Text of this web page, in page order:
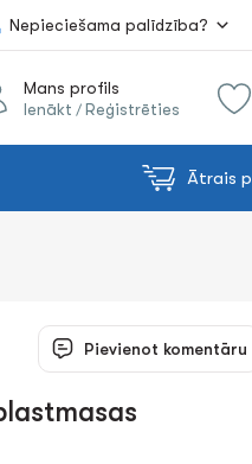
Nepieciešama palīdzība?
Mans profils
Ienākt / Reģistrēties
Ātrais
Pievienot komentāru